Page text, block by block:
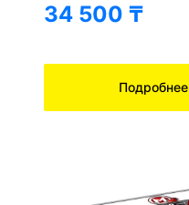
34 500 ₸
Подробнее